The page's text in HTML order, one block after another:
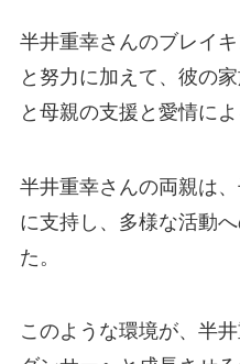
半井重幸さんのブレイ
と努力に加えて、彼の
と母親の支援と愛情によ
半井重幸さんの両親は
に支持し、多様な活動
た。
このような環境が、半